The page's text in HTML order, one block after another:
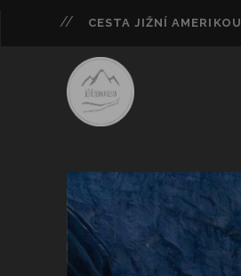
CESTA JIŽNÍ AMERIKOU